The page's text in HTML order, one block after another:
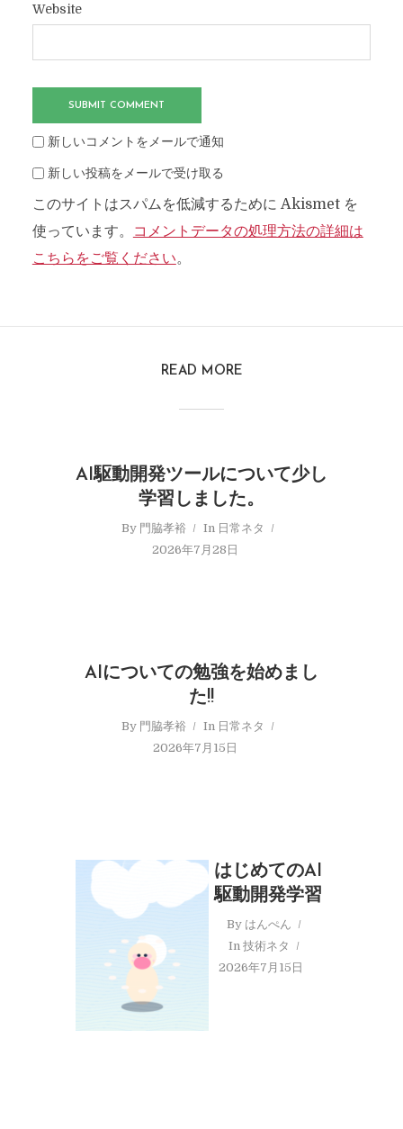
Website
新しいコメントをメールで通知
新しい投稿をメールで受け取る
このサイトはスパムを低減するために Akismet を
使っています。
コメントデータの処理方法の詳細は
こちらをご覧ください。
READ MORE
AI駆動開発ツールについて少し
学習しました。
By 門脇孝裕 In 日常ネタ
2026年7月28日
AIについての勉強を始めまし
た!!
By 門脇孝裕 In 日常ネタ
2026年7月15日
はじめてのAI
駆動開発学習
By はんぺん
In技術ネタ
2026年7月15日